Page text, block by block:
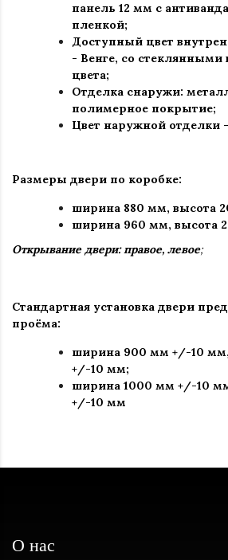
панель 12 мм с
пленкой;
Доступный цвет
- Венге, со стеклянными
цвета;
Отделка снаружи:
полимерное покрытие;
Цвет наружной отделки -
Размеры двери по коробке:
ширина 880 мм, высота
ширина 960 мм, высота
Открывание двери: правое, левое;
Стандартная установка двери
проёма:
ширина 900 мм +/-10
+/-10 мм;
ширина 1000 мм +/-10
+/-10 мм
О нас